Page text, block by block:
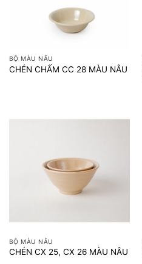
BỘ MÀU NÂU
CHÉN CHẤM CC 28 MÀU NÂU
BỘ MÀU NÂU
CHÉN CX 25, CX 26 MÀU NÂU